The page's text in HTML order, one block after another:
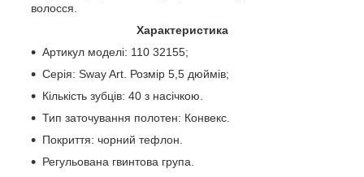
волосся.
Характеристика
Артикул моделі: 110 32155;
Серія: Sway Art. Розмір 5,5 дюймів;
Кількість зубців: 40 з насічкою.
Тип заточування полотен: Конвекс.
Покриття: чорний тефлон.
Регульована гвинтова група.